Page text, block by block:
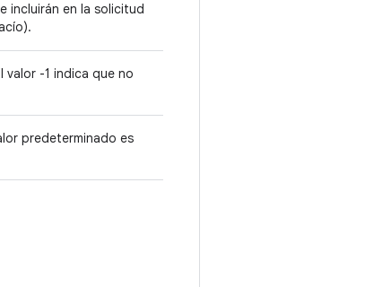
incluirán en la solicitud
valor -1 indica que no
predeterminado es